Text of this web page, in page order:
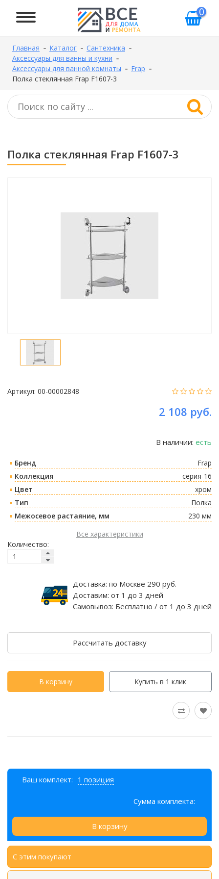
0
Главная Каталог
Сантехника
Аксессуары для ванны и кухни
Аксессуары для ванной комнаты
Frap
Полка стеклянная Frap F1607-3
Полка стеклянная Frap F1607-3
Артикул: 00-00002848
2 108 руб.
В наличии: есть
Бренд
Frap
Коллекция
серия-16
Цвет
хром
Тип
Полка
Межосевое растаяние, мм
230 мм
Все характеристики
Количество:
Доставка: по Москве 290 руб.
Доставим: от 1 до 3 дней
Самовывоз: Бесплатно / от 1 до 3 дней
Рассчитать доставку
В корзину Купить в 1 клик
Ваш комплект: 1 позиция
Сумма комплекта:
В корзину
С этим покупают